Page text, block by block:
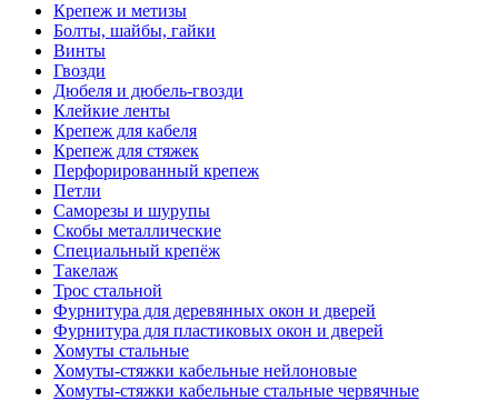
Крепеж и метизы
Болты, шайбы, гайки
Винты
Гвозди
Дюбеля и дюбель-гвозди
Клейкие ленты
Крепеж для кабеля
Крепеж для стяжек
Перфорированный крепеж
Петли
Саморезы и шурупы
Скобы металлические
Специальный крепёж
Такелаж
Трос стальной
Фурнитура для деревянных окон и дверей
Фурнитура для пластиковых окон и дверей
Хомуты стальные
Хомуты-стяжки кабельные нейлоновые
Хомуты-стяжки кабельные стальные червячные